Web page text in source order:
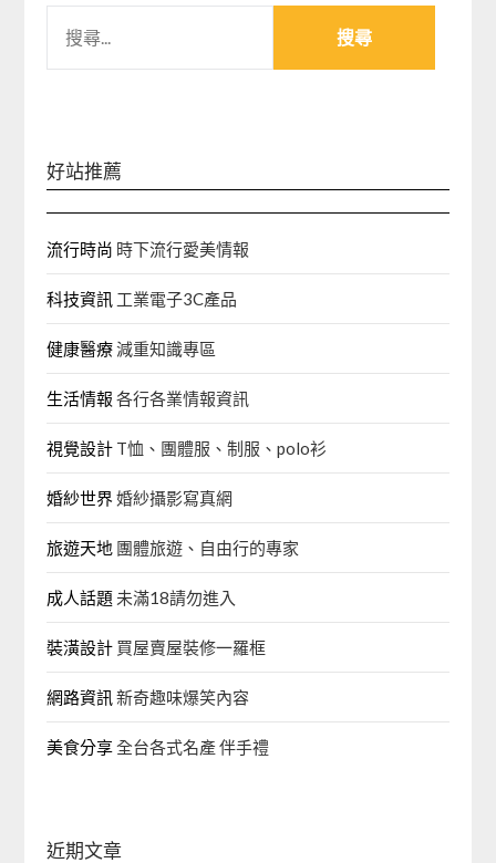
關
好站推薦
流行時尚 時下流行愛美情報
科技資訊 工業電子3C產品
健康醫療減重知識專區
生活情報 各行各業情報資訊
視覺設計 T恤、團體服、制服、polo衫
婚紗世界婚紗攝影寫真網
旅遊天地 團體旅遊、自由行的專家‎
成人話題 未滿18請勿進入
裝潢設計 買屋賣屋裝修一羅框
網路資訊 新奇趣味爆笑內容
美食分享全台各式名產 伴手禮
近期文章